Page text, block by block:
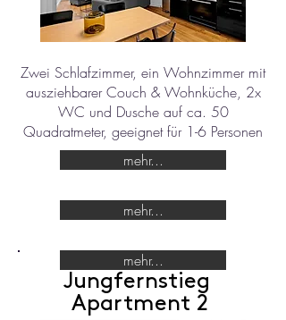
Zwei Schlafzimmer, ein Wohnzimmer mit
ausziehbarer Couch & Wohnküche, 2x
WC und Dusche auf ca. 50
Quadratmeter, geeignet für 1-6 Personen
mehr...
mehr...
mehr...
Jungfernstieg
Apartment 2